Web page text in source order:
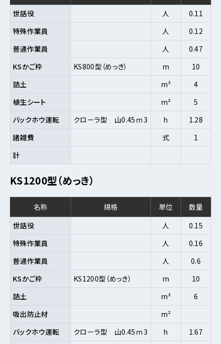
世話役
人
0.11
特殊作業員
人
0.12
普通作業員
人
0.47
KSかご枠
KS800型（めっき） m
10
詰土
m³
4
植生シート
m²
5
バックホウ運転
クローラ型 山0.45ｍ3 h
1.28
諸雑費
式
1
計
KS1200型（めっき）
名称 規格 単位
数量
世話役
人
0.15
特殊作業員
人
0.16
普通作業員
人
0.6
KSかご枠
KS1200型（めっき） m
10
詰土
m³
6
吸出防止材
m²
バックホウ運転
クローラ型 山0.45ｍ3 h
1.67